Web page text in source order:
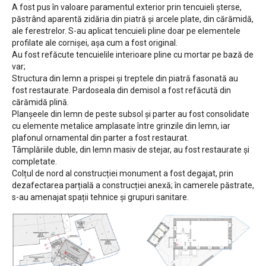
A fost pus în valoare paramentul exterior prin tencuieli șterse,
păstrând aparentă zidăria din piatră și arcele plate, din cărămidă,
ale ferestrelor. S-au aplicat tencuieli pline doar pe elementele
profilate ale cornișei, așa cum a fost original.
Au fost refăcute tencuielile interioare pline cu mortar pe bază de
var;
Structura din lemn a prispei și treptele din piatră fasonată au
fost restaurate. Pardoseala din demisol a fost refăcută din
cărămidă plină.
Planșeele din lemn de peste subsol și parter au fost consolidate
cu elemente metalice amplasate între grinzile din lemn, iar
plafonul ornamental din parter a fost restaurat.
Tâmplăriile duble, din lemn masiv de stejar, au fost restaurate și
completate.
Colțul de nord al construcției monument a fost degajat, prin
dezafectarea parțială a construcției anexă; în camerele păstrate,
s-au amenajat spații tehnice și grupuri sanitare.